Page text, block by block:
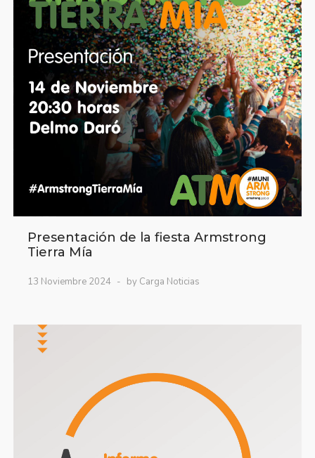
Presentación de la fiesta Armstrong
Tierra Mía
13 Noviembre 2024 by Carga Noticias